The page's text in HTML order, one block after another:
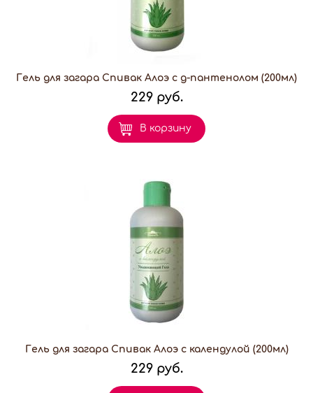
Гель для загара Спивак Алоэ с д-пантенолом (200мл)
229 руб.
В корзину
Гель для загара Спивак Алоэ с календулой (200мл)
229 руб.